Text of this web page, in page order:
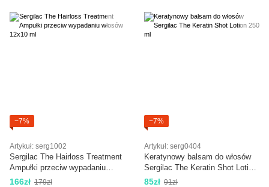
−7%
Artykuł: serg1002
Sergilac The Hairloss Treatment
Ampułki przeciw wypadaniu
włosów 12x10 ml
166zł 179zł
−7%
Artykuł: serg0404
Keratynowy balsam do włosów
Sergilac The Keratin Shot Lotion
250 ml
85zł 91zł